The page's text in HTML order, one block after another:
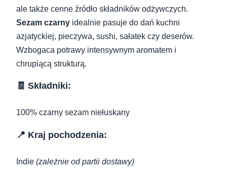
ale także cenne źródło składników odżywczych.
Sezam czarny idealnie pasuje do dań kuchni
azjatyckiej, pieczywa, sushi, sałatek czy deserów.
Wzbogaca potrawy intensywnym aromatem i
chrupiącą strukturą.
🧾 Składniki:
100% czarny sezam niełuskany
📍 Kraj pochodzenia:
Indie (zależnie od partii dostawy)